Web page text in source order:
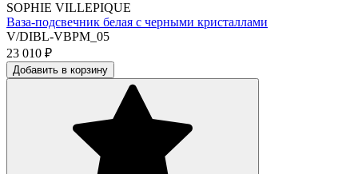
SOPHIE VILLEPIQUE
Ваза-подсвечник белая с черными кристаллами
V/DIBL-VBPM_05
23 010 ₽
Добавить в корзину